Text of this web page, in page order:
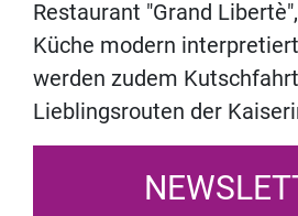
Restaurant "Grand
Küche modern
werden zudem
Lieblingsrouten der